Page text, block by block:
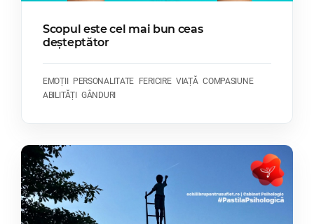
Scopul este cel mai bun ceas
deșteptător
EMOȚII PERSONALITATE FERICIRE VIAȚĂ COMPASIUNE
ABILITĂȚI
GÂNDURI